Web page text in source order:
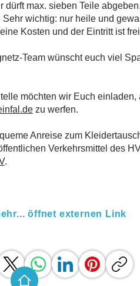
dürft max. sieben Teile
Sehr wichtig: nur heile und
Kosten und der Eintritt ist
Team wünscht euch viel
möchten wir Euch
zu werfen.
Anreise zum
Verkehrsmittel des
.
öffnet externen Link